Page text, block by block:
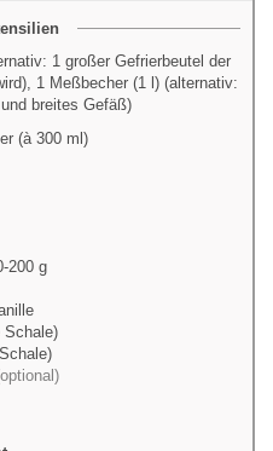
1 großer Gefrierbeutel der
1 Meßbecher (1 l) (alternativ:
breites Gefäß)
(à 300 ml)
200 g
Schale)